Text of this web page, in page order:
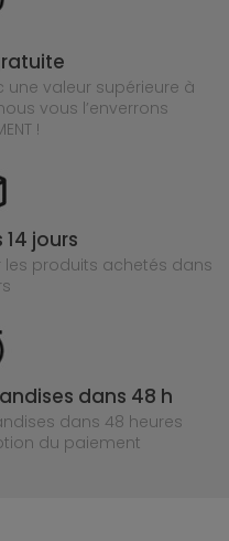
valeur supérieure à
vous l’enverrons
!
jours
les produits achetés dans
dans 48 h
dans 48 heures
du paiement